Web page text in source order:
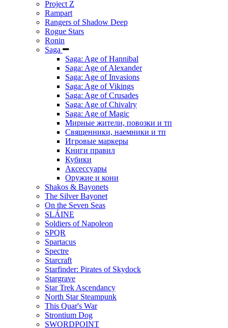
Project Z
Rampart
Rangers of Shadow Deep
Rogue Stars
Ronin
Saga
Saga: Age of Hannibal
Saga: Age of Alexander
Saga: Age of Invasions
Saga: Age of Vikings
Saga: Age of Crusades
Saga: Age of Chivalry
Saga: Age of Magic
Мирные жители, повозки и тп
Священники, наемники и тп
Игровые маркеры
Книги правил
Кубики
Аксессуары
Оружие и кони
Shakos & Bayonets
The Silver Bayonet
On the Seven Seas
SLÁINE
Soldiers of Napoleon
SPQR
Spartacus
Spectre
Starcraft
Starfinder: Pirates of Skydock
Stargrave
Star Trek Ascendancy
North Star Steampunk
This Quar's War
Strontium Dog
SWORDPOINT